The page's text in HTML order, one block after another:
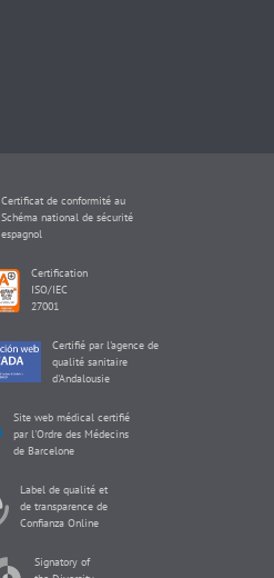
Certificat de conformité au
Schéma national de sécurité
espagnol
Certification
ISO/IEC
27001
Certifié par l'agence de
qualité sanitaire
d'Andalousie
Site web médical certifié
par l'Ordre des Médecins
de Barcelone
Label de qualité et
de transparence de
Confianza Online
Signatory of